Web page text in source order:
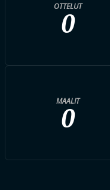
OTTELUT
0
MAALIT
0